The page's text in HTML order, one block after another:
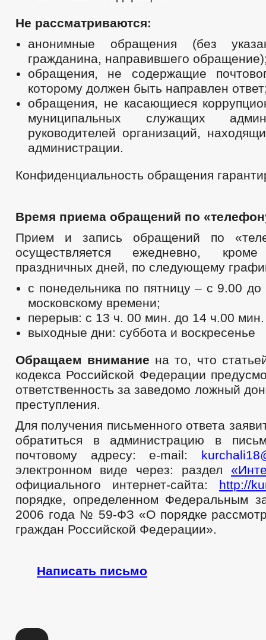
Не рассматриваются:
анонимные обращения (без
гражданина, направившего
обращения, не содержащие
которому должен быть направлен
обращения, не касающиеся
муниципальных служащих
руководителей организаций,
администрации.
Конфиденциальность обращения
Время приема обращений по
Прием и запись обращений по
осуществляется ежедневно,
праздничных дней, по следующему
с понедельника по пятницу – с 9.00
московскому времени;
перерыв: с 13 ч. 00 мин. до 14 ч.00 мин.
выходные дни: суббота и воскресенье
Обращаем внимание на то, что
кодекса Российской Федерации
ответственность за заведомо ложный
преступления.
Для получения письменного ответа
обратиться в администрацию в
почтовому адресу: e-mail:
электронном виде через: раздел
официального интернет-сайта: http://
порядке, определенном Федеральным
2006 года № 59-ФЗ «О порядке
граждан Российской Федерации».
Написать письмо